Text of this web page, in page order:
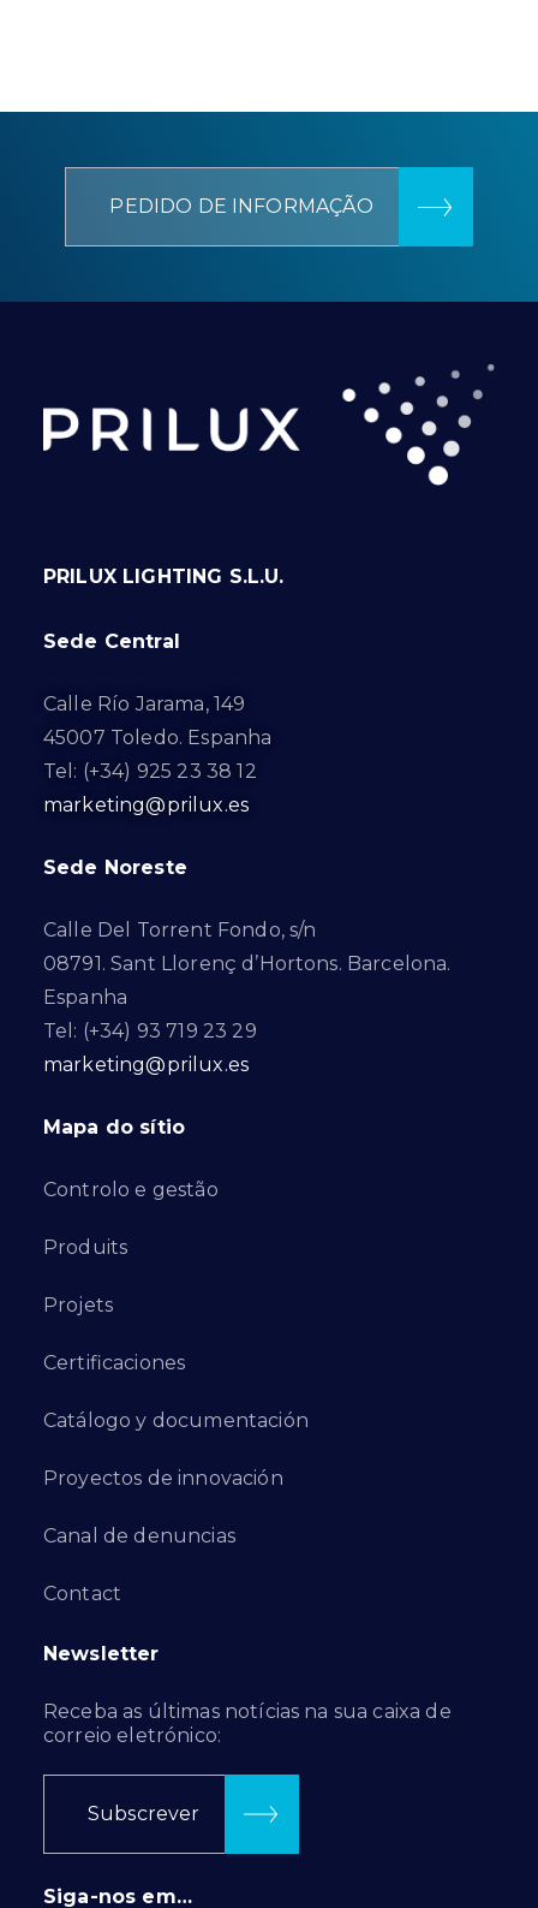
PEDIDO DE INFORMAÇÃO
PRILUX LIGHTING S.L.U.
Sede Central
Calle Río Jarama, 149
45007 Toledo. Espanha
Tel: (+34) 925 23 38 12
marketing@prilux.es
Sede Noreste
Calle Del Torrent Fondo, s/n
08791. Sant Llorenç d’Hortons. Barcelona.
Espanha
Tel: (+34) 93 719 23 29
marketing@prilux.es
Mapa do sítio
Controlo e gestão
Produits
Projets
Certificaciones
Catálogo y documentación
Proyectos de innovación
Canal de denuncias
Contact
Newsletter
Receba as últimas notícias na sua caixa de
correio eletrónico:
Subscrever
Siga-nos em…